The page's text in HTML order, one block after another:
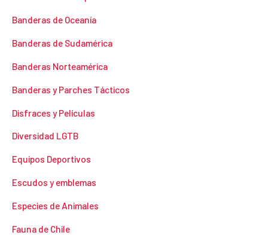
Banderas de Oceanía
Banderas de Sudamérica
Banderas Norteamérica
Banderas y Parches Tácticos
Disfraces y Películas
Diversidad LGTB
Equipos Deportivos
Escudos y emblemas
Especies de Animales
Fauna de Chile